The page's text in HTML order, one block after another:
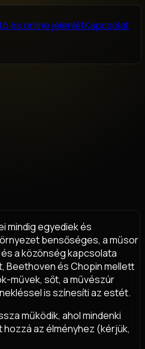
és online jelenlétKapcsolat
mindig egyediek és
bensőséges, a műsor
a közönség kapcsolata
Beethoven és Chopin mellett
művek, sőt, a művészúr
is színesíti az estét.
működik, ahol mindenki
az élményhez (kérjük,